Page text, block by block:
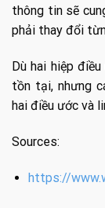
thông tin sẽ
phải thay đổi
Dù hai hiệp
tồn tại, nhưng
hai điều ước và
Sources:
https://